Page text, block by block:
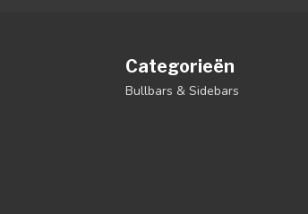
Categorieën
Bullbars & Sidebars